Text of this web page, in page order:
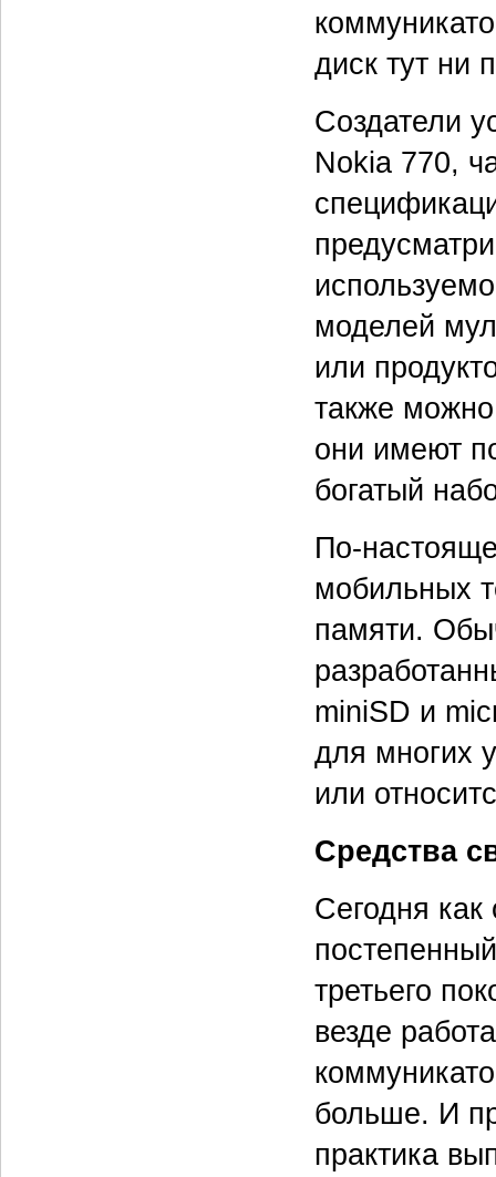
диск тут ни
Создатели
Nokia 770,
моделей
или
также можно
они имеют
богатый
По-
мобильных
памяти.
miniSD и
для многих
или
Средства
Сегодня как
третьего
везде
больше. И
практика